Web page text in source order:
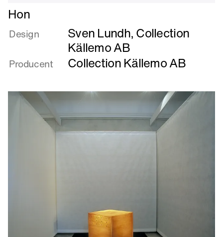
Læs
mere
om
Hon
Design
Sven Lundh, Collection
Källemo AB
Producent Collection Källemo AB